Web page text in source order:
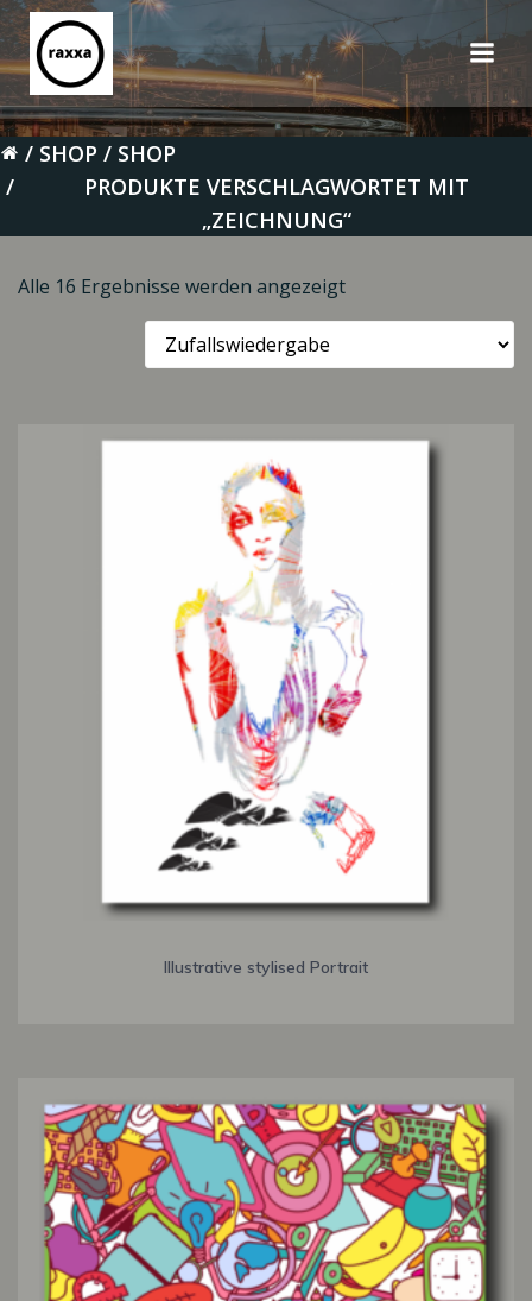
Inhalt
springen
SHOP
SHOP
PRODUKTE VERSCHLAGWORTET MIT
„ZEICHNUNG“
Alle 16 Ergebnisse werden angezeigt
Illustrative stylised Portrait